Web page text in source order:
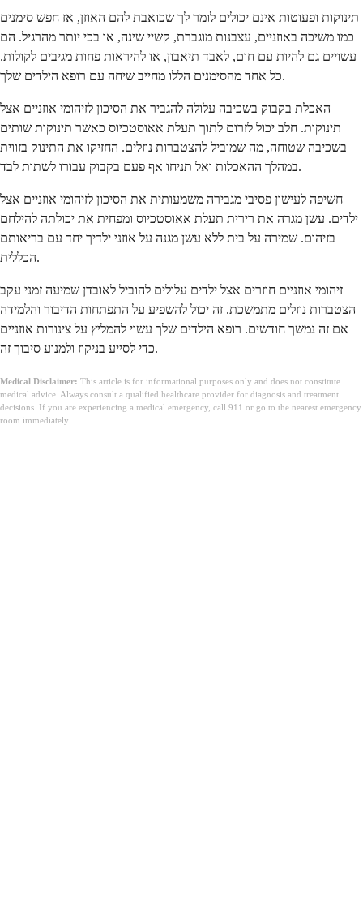
תינוקות ופעוטות אינם יכולים לומר לך שכואבת להם האוזן, אז חפש סימנים
כמו משיכה באוזניים, עצבנות מוגברת, קשיי שינה, או בכי יותר מהרגיל. הם
עשויים גם להיות עם חום, לאבד תיאבון, או להיראות פחות מגיבים לקולות.
כל אחד מהסימנים הללו מחייב שיחה עם רופא הילדים שלך.
האכלת בקבוק בשכיבה עלולה להגביר את הסיכון לזיהומי אוזניים אצל
תינוקות. חלב יכול לזרום לתוך תעלת אאוסטכיוס כאשר תינוקות שותים
בשכיבה שטוחה, מה שמוביל להצטברות נוזלים. החזיקו את התינוק בזווית
במהלך ההאכלות ואל תניחו אף פעם בקבוק עבורו לשתות לבד.
חשיפה לעישון פסיבי מגבירה משמעותית את הסיכון לזיהומי אוזניים אצל
ילדים. עשן מגרה את רירית תעלת אאוסטכיוס ומפחית את יכולתה להילחם
בזיהום. שמירה על בית ללא עשן מגנה על אוזני ילדיך יחד עם בריאותם
הכללית.
זיהומי אוזניים חוזרים אצל ילדים עלולים להוביל לאובדן שמיעה זמני עקב
הצטברות נוזלים מתמשכת. זה יכול להשפיע על התפתחות הדיבור והלמידה
אם זה נמשך חודשים. רופא הילדים שלך עשוי להמליץ על צינורות אוזניים
כדי לסייע בניקוז ולמנוע סיבוך זה.
Medical Disclaimer: This article is for informational purposes only and does not constitute
medical advice. Always consult a qualified healthcare provider for diagnosis and treatment
decisions. If you are experiencing a medical emergency, call 911 or go to the nearest emergency
room immediately.